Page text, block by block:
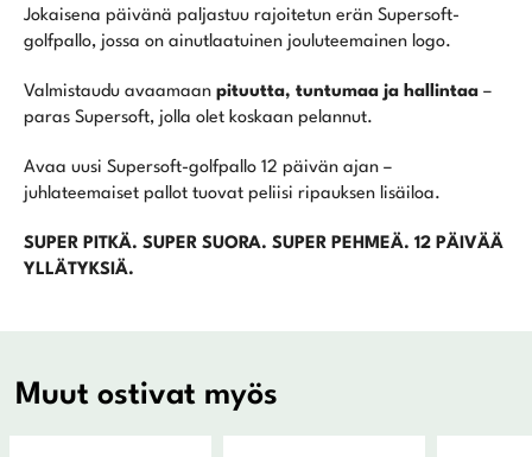
Jokaisena päivänä paljastuu rajoitetun erän Supersoft-
golfpallo, jossa on ainutlaatuinen jouluteemainen logo.
Valmistaudu avaamaan pituutta, tuntumaa ja hallintaa –
paras Supersoft, jolla olet koskaan pelannut.
Avaa uusi Supersoft-golfpallo 12 päivän ajan –
juhlateemaiset pallot tuovat peliisi ripauksen lisäiloa.
SUPER PITKÄ. SUPER SUORA. SUPER PEHMEÄ. 12 PÄIVÄÄ
YLLÄTYKSIÄ.
Muut ostivat myös